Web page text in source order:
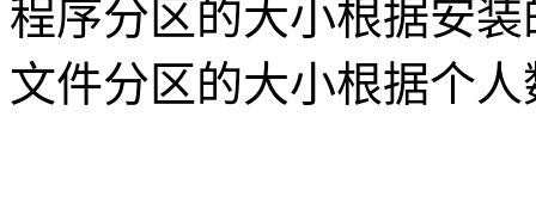
程序分区的大小根据安
文件分区的大小根据个